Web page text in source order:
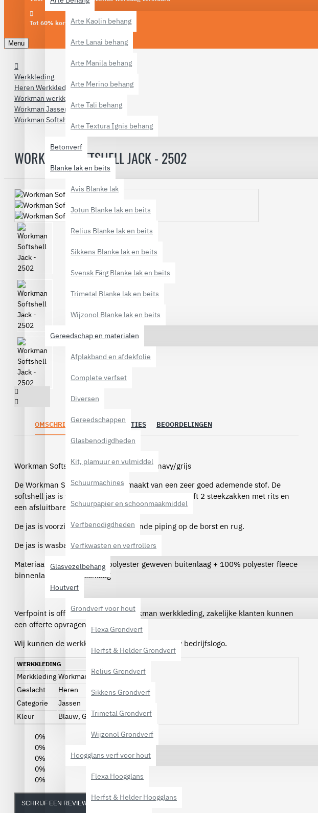
Arte Kaolin behang
Arte Lanai behang
Arte Manila behang
Arte Merino behang
Arte Tali behang
Arte Textura Ignis behang
Betonverf
Blanke lak en beits
Avis Blanke lak
Jotun Blanke lak en beits
Relius Blanke lak en beits
Sikkens Blanke lak en beits
Svensk Färg Blanke lak en beits
Trimetal Blanke lak en beits
Wijzonol Blanke lak en beits
Gereedschap en materialen
Afplakband en afdekfolie
Complete verfset
Diversen
Gereedschappen
Glasbenodigdheden
Kit, plamuur en vulmiddel
Schuurmachines
Schuurpapier en schoonmaakmiddel
Verfbenodigdheden
Verfkwasten en verfrollers
Glasvezelbehang
Houtverf
Grondverf voor hout
Flexa Grondverf
Herfst & Helder Grondverf
Relius Grondverf
Sikkens Grondverf
Trimetal Grondverf
Wijzonol Grondverf
Hoogglans verf voor hout
Flexa Hoogglans
Herfst & Helder Hoogglans
Tot 60% korting
Menu
Werkkleding
Heren Werkkleding
Workman werkkleding
Workman Jassen
Workman Softshell Jack - 2502
WORKMAN SOFTSHELL JACK - 2502
OMSCHRIJVING SPECIFICATIES BEOORDELINGEN
Workman Softshell Jack Summer - 2502 navy/grijs
De Workman Softshell Jack is gemaakt van een zeer goed ademende stof. De
softshell jas is winddicht en waterafstotend, en heeft 2 steekzakken met rits en
een afsluitbare borstzak.
De jas is voorzien van een reflecterende piping op de borst en rug.
De jas is wasbaar tot 40 graden.
Materiaal: Softshell, 100% polyester geweven buitenlaag + 100% polyester fleece
binnenlaag + PU tussenlaag
Verfpoint is officieel dealer van Workman werkkleding, zakelijke klanten kunnen
een offerte opvragen per e-mail.
Wij kunnen de werkkleding ook voorzien van uw bedrijfslogo.
WERKKLEDING
Merkkleding Workman
Geslacht
Heren
Categorie
Jassen
Kleur
Blauw, Grijs
0%
0%
0%
0%
0%
SCHRIJF EEN REVIEW